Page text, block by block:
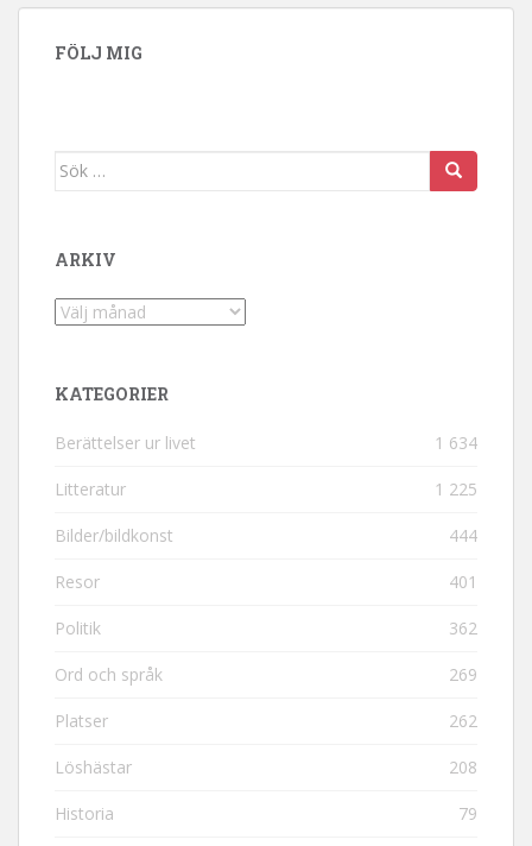
FÖLJ MIG
Sök efter:
ARKIV
Arkiv
KATEGORIER
Berättelser ur livet 1 634
Litteratur 1 225
Bilder/bildkonst 444
Resor 401
Politik 362
Ord och språk 269
Platser 262
Löshästar 208
Historia 79